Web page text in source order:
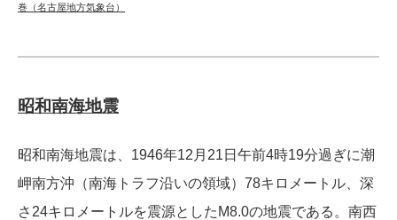
巻（名古屋地方気象台）
昭和南海地震
昭和南海地震は、1946年12月21日午前4時19分過ぎに潮
岬南方沖（南海トラフ沿いの領域）78キロメートル、深
さ24キロメートルを震源としたM8.0の地震である。南西